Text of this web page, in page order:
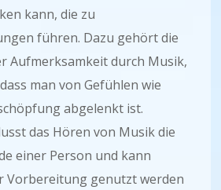
kann, die zu
führen. Dazu gehört die
Aufmerksamkeit durch Musik,
man von Gefühlen wie
abgelenkt ist.
das Hören von Musik die
einer Person und kann
Vorbereitung genutzt werden